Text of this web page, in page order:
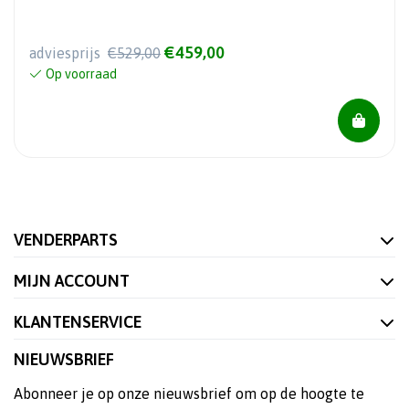
adviesprijs €529,00 €459,00
Op voorraad
VENDERPARTS
MIJN ACCOUNT
KLANTENSERVICE
NIEUWSBRIEF
Abonneer je op onze nieuwsbrief om op de hoogte te